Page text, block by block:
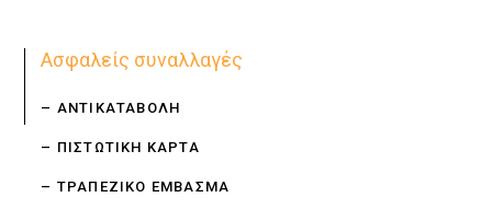
Ασφαλείς συναλλαγές
– ΑΝΤΙΚΑΤΑΒΟΛΗ
– ΠΙΣΤΩΤΙΚΗ ΚΑΡΤΑ
– ΤΡΑΠΕΖΙΚΟ ΕΜΒΑΣΜΑ